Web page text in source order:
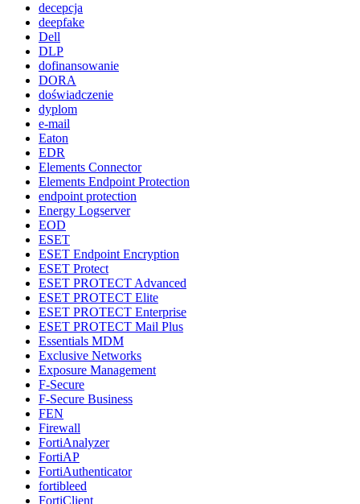
decepcja
deepfake
Dell
DLP
dofinansowanie
DORA
doświadczenie
dyplom
e-mail
Eaton
EDR
Elements Connector
Elements Endpoint Protection
endpoint protection
Energy Logserver
EOD
ESET
ESET Endpoint Encryption
ESET Protect
ESET PROTECT Advanced
ESET PROTECT Elite
ESET PROTECT Enterprise
ESET PROTECT Mail Plus
Essentials MDM
Exclusive Networks
Exposure Management
F-Secure
F-Secure Business
FEN
Firewall
FortiAnalyzer
FortiAP
FortiAuthenticator
fortibleed
FortiClient